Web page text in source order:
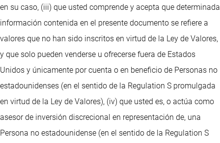
en su caso, (iii) que usted comprende y acepta que determinada
información contenida en el presente documento se refiere a
valores que no han sido inscritos en virtud de la Ley de Valores,
y que solo pueden venderse u ofrecerse fuera de Estados
Unidos y únicamente por cuenta o en beneficio de Personas no
estadounidenses (en el sentido de la Regulation S promulgada
en virtud de la Ley de Valores), (iv) que usted es, o actúa como
asesor de inversión discrecional en representación de, una
Persona no estadounidense (en el sentido de la Regulation S